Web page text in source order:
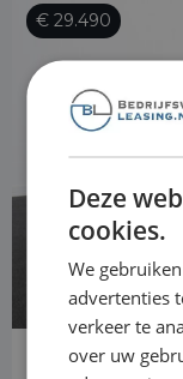
€ 29.490
Opel Vivaro
Deze
cookies.
We
advertenties
verkeer te
over uw